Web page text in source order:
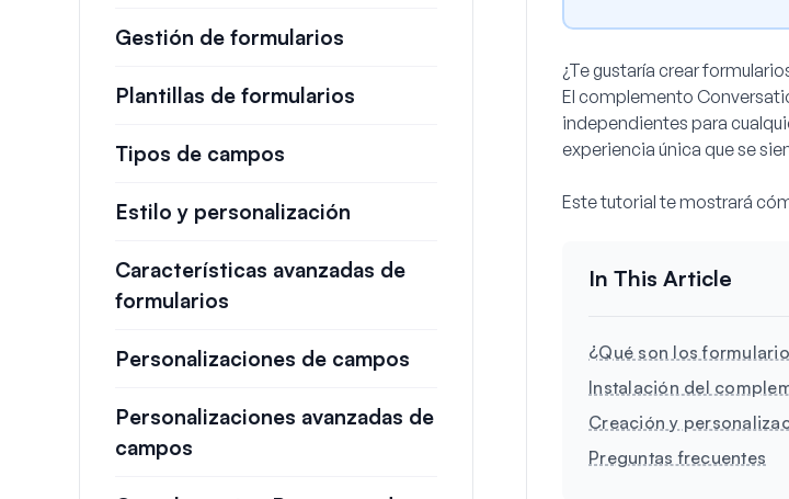
¿Te gustaría crear
El complemento
independientes para
experiencia única que se
Este tutorial te mostrará
¿Qué son los
Instalación del
Creación y
Preguntas frecuentes
Gestión de formularios
Plantillas de formularios
Tipos de campos
Estilo y personalización
Características avanzadas de
formularios
Personalizaciones de campos
Personalizaciones avanzadas de
campos